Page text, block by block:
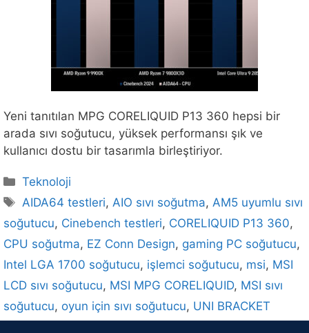
Yeni tanıtılan MPG CORELIQUID P13 360 hepsi bir
arada sıvı soğutucu, yüksek performansı şık ve
kullanıcı dostu bir tasarımla birleştiriyor.
Kategoriler
Teknoloji
Etiketler
AIDA64 testleri,AIO sıvı soğutma,AM5 uyumlu sıvı
soğutucu, Cinebench testleri, CORELIQUID P13 360,
CPU soğutma, EZ Conn Design, gaming PC soğutucu,
Intel LGA 1700 soğutucu, işlemci soğutucu, msi, MSI
LCD sıvı soğutucu, MSI MPG CORELIQUID, MSI sıvı
soğutucu, oyun için sıvı soğutucu, UNI BRACKET